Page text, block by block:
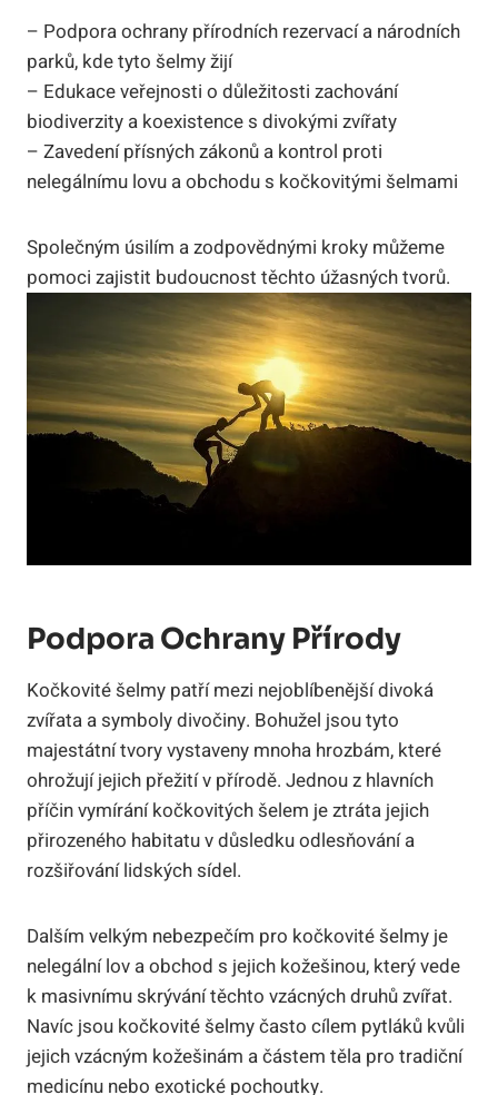
– Podpora ochrany přírodních rezervací a národních
parků, kde tyto šelmy žijí
– Edukace veřejnosti o důležitosti zachování
biodiverzity a koexistence s divokými zvířaty
– Zavedení přísných zákonů a kontrol proti
nelegálnímu lovu a obchodu s kočkovitými šelmami
Společným úsilím a zodpovědnými kroky můžeme
pomoci zajistit budoucnost těchto úžasných tvorů.
Podpora Ochrany Přírody
Kočkovité šelmy patří mezi nejoblíbenější divoká
zvířata a symboly divočiny. Bohužel jsou tyto
majestátní tvory vystaveny mnoha hrozbám, které
ohrožují jejich přežití v přírodě. Jednou z hlavních
příčin vymírání kočkovitých šelem je ztráta jejich
přirozeného habitatu v důsledku odlesňování a
rozšiřování lidských sídel.
Dalším velkým nebezpečím pro kočkovité šelmy je
nelegální lov a obchod s jejich kožešinou, který vede
k masivnímu skrývání těchto vzácných druhů zvířat.
Navíc jsou kočkovité šelmy často cílem pytláků kvůli
jejich vzácným kožešinám a částem těla pro tradiční
medicínu nebo exotické pochoutky.